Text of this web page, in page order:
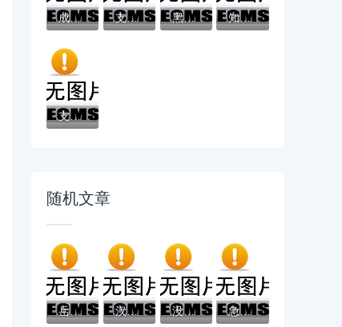
成黑户了哪里可以借钱急用啊，2025五大专属... 支付宝借钱平台哪个靠谱？实测这5款低息灵活... 黑户借款必下口子：2025推荐5个通过率100%的... 知乎推荐！借钱哪个平台靠谱？这5个低息正规...
支付宝借钱平台哪个好？实测推荐这3个靠谱低...
随机文章
岳云鹏微信借钱是真的吗？看看这6个贷款通过... 汉中私人当面放款哪里找？实地考察攻略与注... 没逾期也算征信花？贷款被拒的真相你一定要... 急需10000元怎么办？好期贷怎么样好下款吗试...